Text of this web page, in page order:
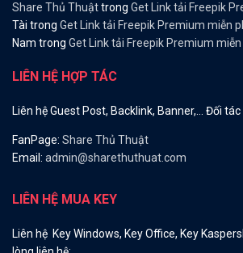
Share Thủ Thuậttrong Get Link tải Freepik
Tài trong Get Link tải Freepik Premium miễn
Nam trong Get Link tải Freepik Premium
LIÊN HỆ HỢP TÁC
Liên hệ Guest Post, Backlink, Banner,… Đối tác
FanPage: Share Thủ Thuật
Email: admin@sharethuthuat.com
LIÊN HỆ MUA KEY
Liên hệ Key Windows, Key Office, Key